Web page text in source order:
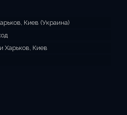
Киев (Украина)
Харьков, Киев